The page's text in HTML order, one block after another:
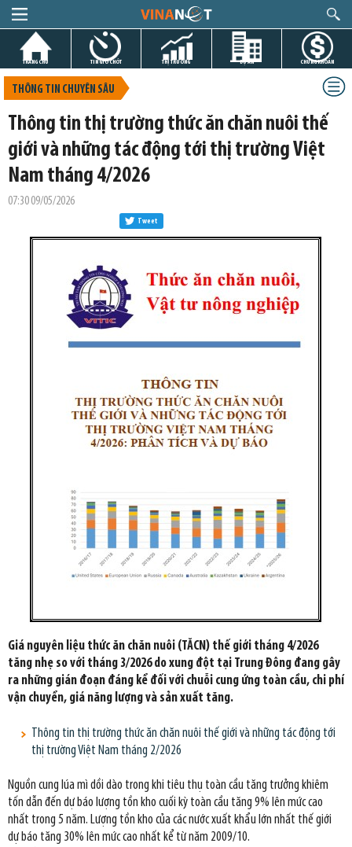
TRANG CHỦ TIN GIỜ CHÓT THỊ TRƯỜNG DỰ ÁN CHỨNG KHOÁN
THÔNG TIN CHUYÊN SÂU
Thông tin thị trường thức ăn chăn nuôi thế
giới và những tác động tới thị trường Việt
Nam tháng 4/2026
07:30 09/05/2026
Tweet
Giá nguyên liệu thức ăn chăn nuôi (TĂCN) thế giới tháng 4/2026
tăng nhẹ so với tháng 3/2026 do xung đột tại Trung Đông đang gây
ra những gián đoạn đáng kể đối với chuỗi cung ứng toàn cầu, chi phí
vận chuyển, giá năng lượng và sản xuất tăng.
Thông tin thị trường thức ăn chăn nuôi thế giới và những tác động tới
thị trường Việt Nam tháng 2/2026
Nguồn cung lúa mì dồi dào trong khi tiêu thụ toàn cầu tăng trưởng khiêm
tốn dẫn đến dự báo lượng tồn kho cuối kỳ toàn cầu tăng 9% lên mức cao
nhất trong 5 năm. Lượng tồn kho của các nước xuất khẩu lớn nhất thế giới
dự báo tăng 30% lên mức cao nhất kể từ năm 2009/10.